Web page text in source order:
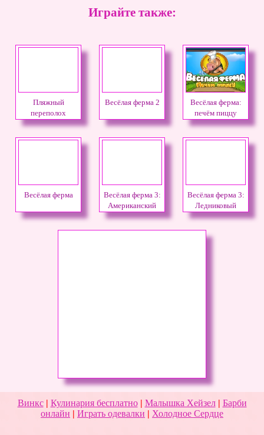
Играйте также:
Пляжный
переполох
Весёлая ферма 2
Весёлая ферма:
печём пиццу
Весёлая ферма
Весёлая ферма 3:
Американский
пирог
Весёлая ферма 3:
Ледниковый
период
Винкс| Кулинария бесплатно| Малышка Хейзел| Барби
онлайн | Играть одевалки | Холодное Сердце